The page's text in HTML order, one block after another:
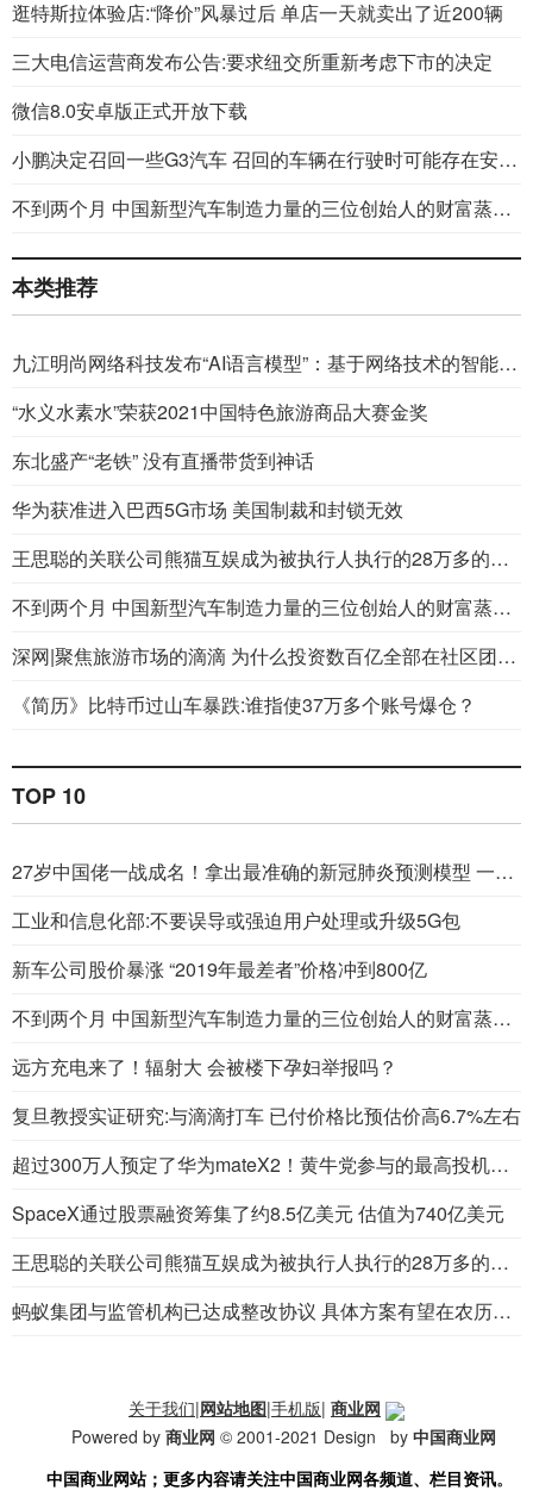
逛特斯拉体验店:“降价”风暴过后 单店一天就卖出了近200辆
三大电信运营商发布公告:要求纽交所重新考虑下市的决定
微信8.0安卓版正式开放下载
小鹏决定召回一些G3汽车 召回的车辆在行驶时可能存在安全隐患
不到两个月 中国新型汽车制造力量的三位创始人的财富蒸发了100亿美元
本类推荐
九江明尚网络科技发布“AI语言模型”：基于网络技术的智能化语言交互服务
“水义水素水”荣获2021中国特色旅游商品大赛金奖
东北盛产“老铁” 没有直播带货到神话
华为获准进入巴西5G市场 美国制裁和封锁无效
王思聪的关联公司熊猫互娱成为被执行人执行的28万多的标的
不到两个月 中国新型汽车制造力量的三位创始人的财富蒸发了100亿美元
深网|聚焦旅游市场的滴滴 为什么投资数百亿全部在社区团购？
《简历》比特币过山车暴跌:谁指使37万多个账号爆仓？
TOP 10
27岁中国佬一战成名！拿出最准确的新冠肺炎预测模型 一个人就翻专业机构
工业和信息化部:不要误导或强迫用户处理或升级5G包
新车公司股价暴涨 “2019年最差者”价格冲到800亿
不到两个月 中国新型汽车制造力量的三位创始人的财富蒸发了100亿美元
远方充电来了！辐射大 会被楼下孕妇举报吗？
复旦教授实证研究:与滴滴打车 已付价格比预估价高6.7%左右
超过300万人预定了华为mateX2！黄牛党参与的最高投机达到了4万到5万
SpaceX通过股票融资筹集了约8.5亿美元 估值为740亿美元
王思聪的关联公司熊猫互娱成为被执行人执行的28万多的标的
蚂蚁集团与监管机构已达成整改协议 具体方案有望在农历新年前发布
关于我们|网站地图|手机版| 商业网
Powered by 商业网 © 2001-2021 Design by 中国商业网
中国商业网站；更多内容请关注中国商业网各频道、栏目资讯。